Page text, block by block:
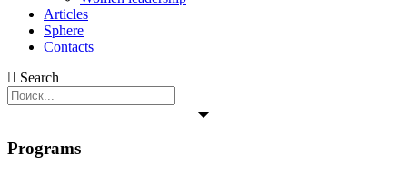
Articles
Sphere
Contacts
Search
Programs